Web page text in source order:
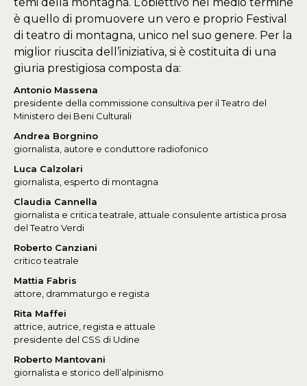
è quello di promuovere un vero e proprio Festival
di teatro di montagna, unico nel suo genere. Per la
miglior riuscita dell’iniziativa, si è costituita di una
giuria prestigiosa composta da:
Antonio Massena
presidente della commissione consultiva per il Teatro del
Ministero dei Beni Culturali
Andrea Borgnino
giornalista, autore e conduttore radiofonico
Luca Calzolari
giornalista, esperto di montagna
Claudia Cannella
giornalista e critica teatrale, attuale consulente artistica prosa
del Teatro Verdi
Roberto Canziani
critico teatrale
Mattia Fabris
attore, drammaturgo e regista
Rita Maffei
attrice, autrice, regista e attuale
presidente del CSS di Udine
Roberto Mantovani
giornalista e storico dell’alpinismo